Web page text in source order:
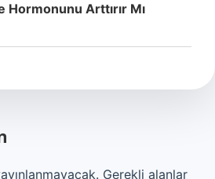
Hormonunu Arttırır Mı
Gerekli alanlar